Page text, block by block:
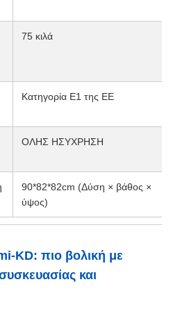
75 κιλά
Κατηγορία Ε1 της ΕΕ
ΟΛΗΣ ΗΣΥΧΡΗΣΗ
90*82*82cm (Δύση × βάθος ×
ύψος)
KD: πιο βολική με
και